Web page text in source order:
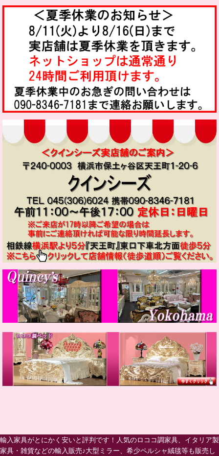
輸入家具がとにかく安いと評判です！人気のロココ調家具、イタリア製
家具・雑貨などの輸入販売♪大型ミラー、希少ペルシャ絨毯等も販売し